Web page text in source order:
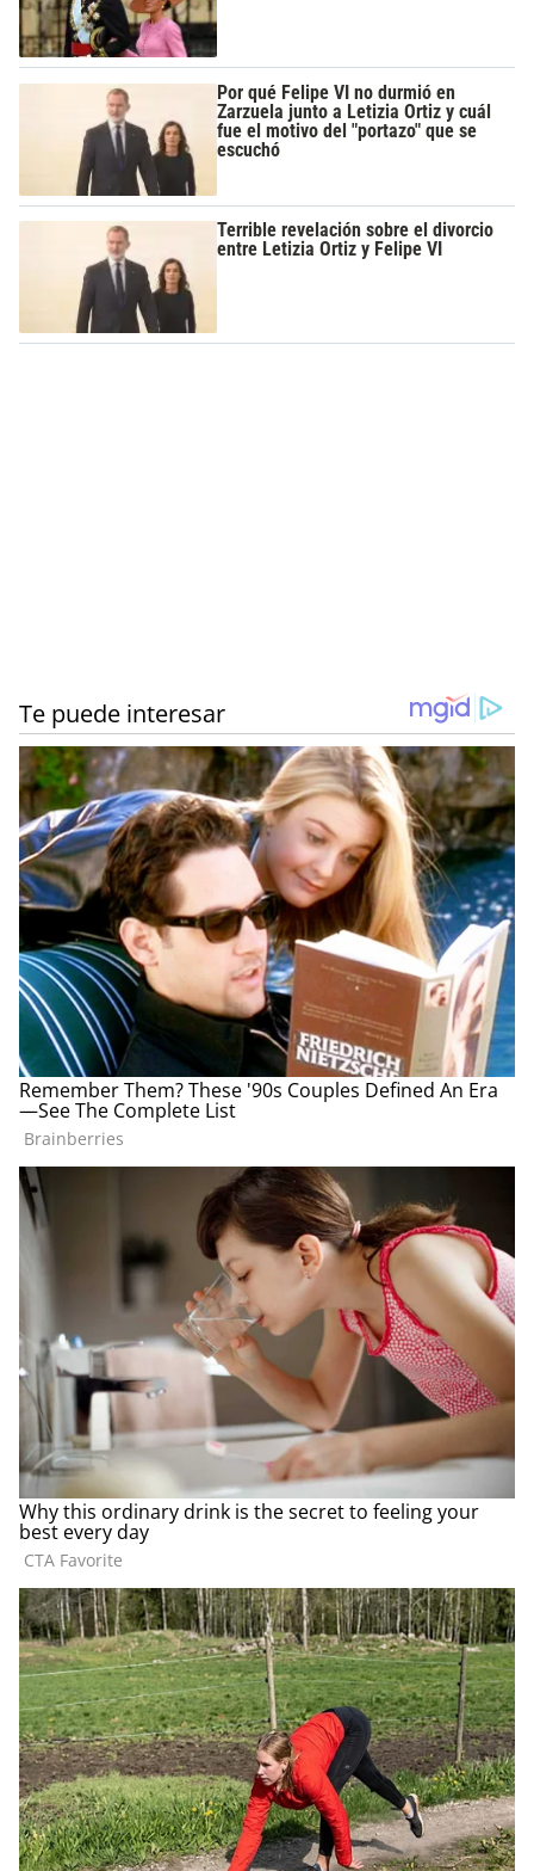
Por qué Felipe VI no durmió en
Zarzuela junto a Letizia Ortiz y cuál
fue el motivo del "portazo" que se
escuchó
Terrible revelación sobre el divorcio
entre Letizia Ortiz y Felipe VI